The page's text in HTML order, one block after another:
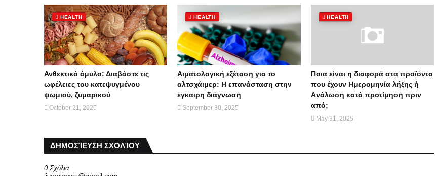
HEALTH
Ανθεκτικό άμυλο: Διαβάστε τις
ωφέλειες του κατεψυγμένου
ψωμιού, ζυμαρικού
October 21, 2025
HEALTH
Αιματολογική εξέταση για το
αλτσχάιμερ: Η επανάσταση στην
εγκαιρη διάγνωση
September 30, 2025
HEALTH
Ποια είναι η διαφορά στα προϊόντα
που έχουν Ημερομηνία λήξης ή
Aνάλωση κατά προτίμηση πριν
από;
May 31, 2025
ΔΗΜΟΣΊΕΥΣΗ ΣΧΟΛΊΟΥ
0 Σχόλια